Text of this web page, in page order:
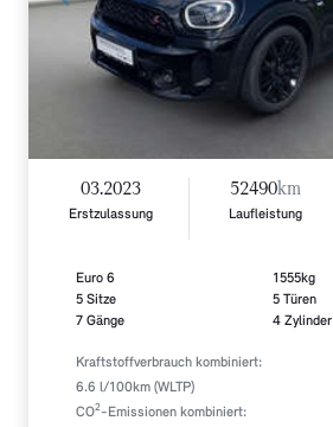
03.2023
Erstzulassung
52490km
Laufleistung
Euro 6
5 Sitze
7 Gänge
1555kg
5 Türen
4 Zylinder
Kraftstoffverbrauch kombiniert:
6.6 l/100km (WLTP)
CO2-Emissionen kombiniert: